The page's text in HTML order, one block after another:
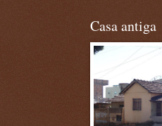
Casa antiga